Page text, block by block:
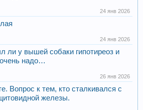
24 янв 2026
24 янв 2026
ли у вышей собаки гипотиреоз и
надо…
26 янв 2026
Вопрос к тем, кто сталкивался с
железы.